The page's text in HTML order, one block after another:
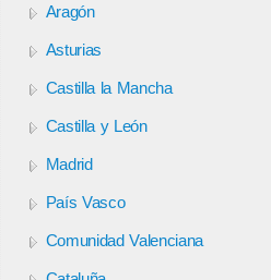
Aragón
Asturias
Castilla la Mancha
Castilla y León
Madrid
País Vasco
Comunidad Valenciana